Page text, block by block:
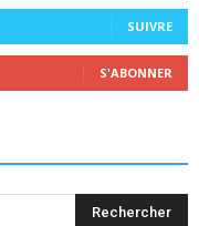
SUIVRE
S'ABONNER